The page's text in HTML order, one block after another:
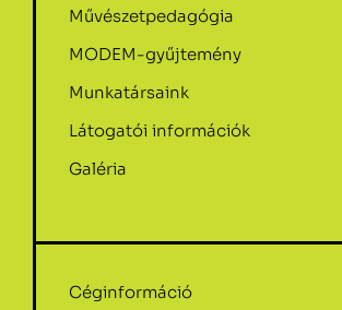
Művészetpedagógia
MODEM-gyűjtemény
Munkatársaink
Látogatói információk
Galéria
Céginformáció